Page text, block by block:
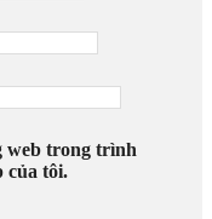
web trong trình
của tôi.